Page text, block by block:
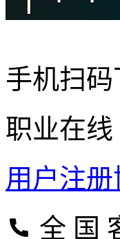
手机扫码
职业在线
用户注册
全 国